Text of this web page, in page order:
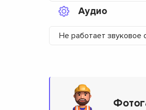
Аудио
Не работает звуковое